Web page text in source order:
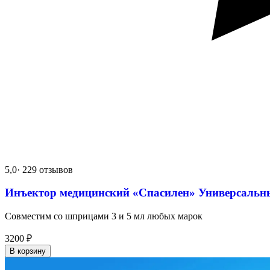
5,0· 229 отзывов
Инъектор медицинский «Спасилен»
Совместим со шприцами 3 и 5 мл любых марок
3200 ₽
В корзину